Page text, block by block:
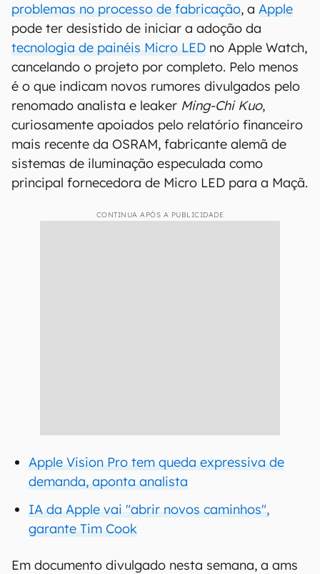
problemas no processo de fabricação, a Apple
pode ter desistido de iniciar a adoção da
tecnologia de painéis Micro LED no Apple Watch,
cancelando o projeto por completo. Pelo menos
é o que indicam novos rumores divulgados pelo
renomado analista e leaker Ming-Chi Kuo,
curiosamente apoiados pelo relatório financeiro
mais recente da OSRAM, fabricante alemã de
sistemas de iluminação especulada como
principal fornecedora de Micro LED para a Maçã.
CONTINUA APÓS A PUBLICIDADE
Apple Vision Pro tem queda expressiva de
demanda, aponta analista
IA da Apple vai "abrir novos caminhos",
garante Tim Cook
Em documento divulgado nesta semana, a ams